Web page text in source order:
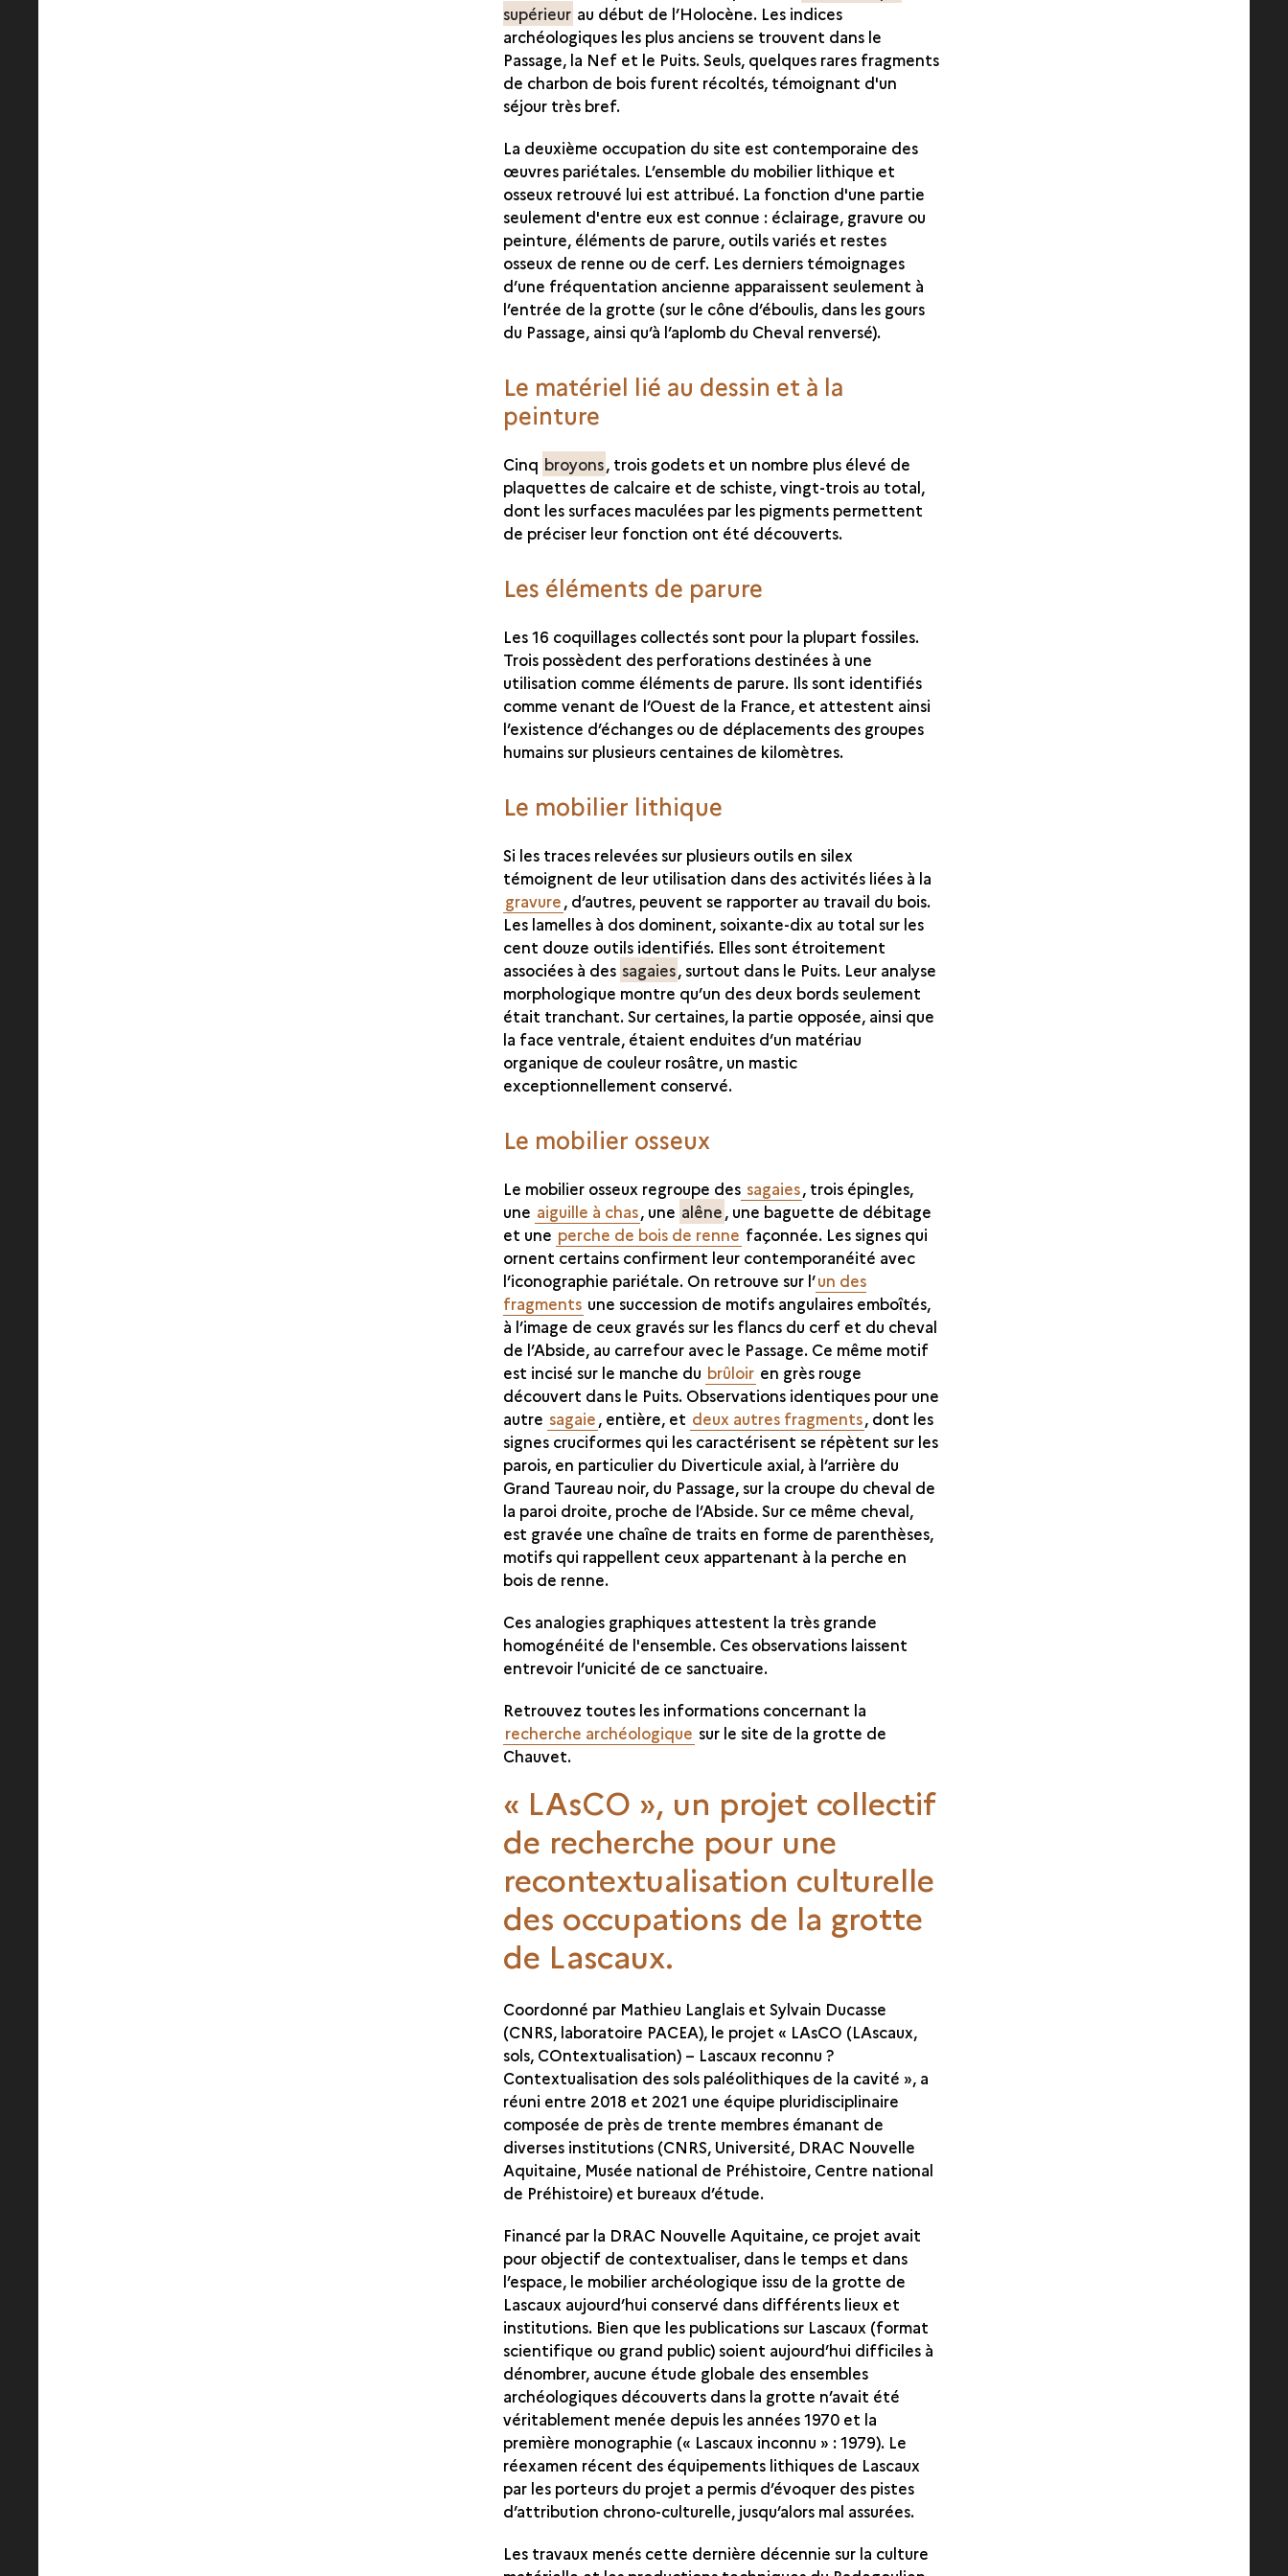
supérieur au début de l’Holocène. Les indices
archéologiques les plus anciens se trouvent dans le
Passage, la Nef et le Puits. Seuls, quelques rares fragments
de charbon de bois furent récoltés, témoignant d'un
séjour très bref.
La deuxième occupation du site est contemporaine des
œuvres pariétales. L’ensemble du mobilier lithique et
osseux retrouvé lui est attribué. La fonction d'une partie
seulement d'entre eux est connue : éclairage, gravure ou
peinture, éléments de parure, outils variés et restes
osseux de renne ou de cerf. Les derniers témoignages
d’une fréquentation ancienne apparaissent seulement à
l’entrée de la grotte (sur le cône d’éboulis, dans les gours
du Passage, ainsi qu’à l’aplomb du Cheval renversé).
Le matériel lié au dessin et à la
peinture
Cinq broyons, trois godets et un nombre plus élevé de
plaquettes de calcaire et de schiste, vingt-trois au total,
dont les surfaces maculées par les pigments permettent
de préciser leur fonction ont été découverts.
Les éléments de parure
Les 16 coquillages collectés sont pour la plupart fossiles.
Trois possèdent des perforations destinées à une
utilisation comme éléments de parure. Ils sont identifiés
comme venant de l’Ouest de la France, et attestent ainsi
l’existence d’échanges ou de déplacements des groupes
humains sur plusieurs centaines de kilomètres.
Le mobilier lithique
Si les traces relevées sur plusieurs outils en silex
témoignent de leur utilisation dans des activités liées à la
gravure, d’autres, peuvent se rapporter au travail du bois.
Les lamelles à dos dominent, soixante-dix au total sur les
cent douze outils identifiés. Elles sont étroitement
associées à des sagaies, surtout dans le Puits. Leur analyse
morphologique montre qu’un des deux bords seulement
était tranchant. Sur certaines, la partie opposée, ainsi que
la face ventrale, étaient enduites d’un matériau
organique de couleur rosâtre, un mastic
exceptionnellement conservé.
Le mobilier osseux
Le mobilier osseux regroupe des sagaies, trois épingles,
une aiguille à chas, une alêne, une baguette de débitage
et une perche de bois de renne façonnée. Les signes qui
ornent certains confirment leur contemporanéité avec
l’iconographie pariétale. On retrouve sur l’un des
fragments une succession de motifs angulaires emboîtés,
à l’image de ceux gravés sur les flancs du cerf et du cheval
de l’Abside, au carrefour avec le Passage. Ce même motif
est incisé sur le manche du brûloir en grès rouge
découvert dans le Puits. Observations identiques pour une
autre sagaie, entière, et deux autres fragments, dont les
signes cruciformes qui les caractérisent se répètent sur les
parois, en particulier du Diverticule axial, à l’arrière du
Grand Taureau noir, du Passage, sur la croupe du cheval de
la paroi droite, proche de l’Abside. Sur ce même cheval,
est gravée une chaîne de traits en forme de parenthèses,
motifs qui rappellent ceux appartenant à la perche en
bois de renne.
Ces analogies graphiques attestent la très grande
homogénéité de l'ensemble. Ces observations laissent
entrevoir l’unicité de ce sanctuaire.
Retrouvez toutes les informations concernant la
recherche archéologique sur le site de la grotte de
Chauvet.
« LAsCO », un projet collectif
de recherche pour une
recontextualisation culturelle
des occupations de la grotte
de Lascaux.
Coordonné par Mathieu Langlais et Sylvain Ducasse
(CNRS, laboratoire PACEA), le projet « LAsCO (LAscaux,
sols, COntextualisation) – Lascaux reconnu ?
Contextualisation des sols paléolithiques de la cavité », a
réuni entre 2018 et 2021 une équipe pluridisciplinaire
composée de près de trente membres émanant de
diverses institutions (CNRS, Université, DRAC Nouvelle
Aquitaine, Musée national de Préhistoire, Centre national
de Préhistoire) et bureaux d’étude.
Financé par la DRAC Nouvelle Aquitaine, ce projet avait
pour objectif de contextualiser, dans le temps et dans
l’espace, le mobilier archéologique issu de la grotte de
Lascaux aujourd’hui conservé dans différents lieux et
institutions. Bien que les publications sur Lascaux (format
scientifique ou grand public) soient aujourd’hui difficiles à
dénombrer, aucune étude globale des ensembles
archéologiques découverts dans la grotte n’avait été
véritablement menée depuis les années 1970 et la
première monographie (« Lascaux inconnu » : 1979). Le
réexamen récent des équipements lithiques de Lascaux
par les porteurs du projet a permis d’évoquer des pistes
d’attribution chrono-culturelle, jusqu’alors mal assurées.
Les travaux menés cette dernière décennie sur la culture